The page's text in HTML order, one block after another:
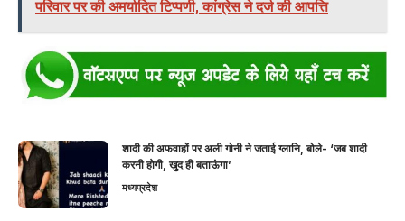
परिवार पर की अमर्यादित टिप्पणी, कांग्रेस ने दर्ज की आपत्ति
शादी की अफवाहों पर अली गोनी ने जताई ग्लानि, बोले- ‘जब शादी
करनी होगी, खुद ही बताऊंगा’
मध्यप्रदेश